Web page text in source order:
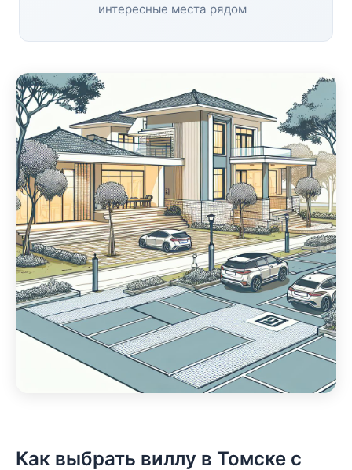
интересные места рядом
Как выбрать виллу в Томске с